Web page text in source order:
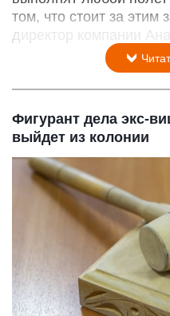
том, что стоит за этим
директор компании
Фигурант дела экс-
выйдет из колонии